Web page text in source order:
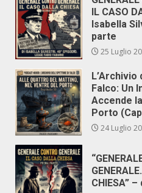
IL CASO
Isabella
parte
25 Luglio
L’Archivio
Falco: Un
Accende
Porto
24 Luglio
CHIESA”